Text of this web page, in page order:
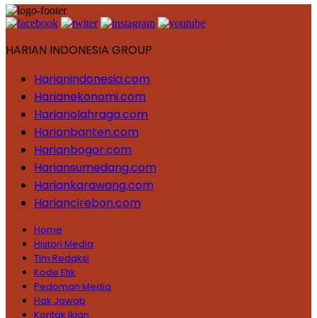
HARIAN INDONESIA GROUP
Harianindonesia.com
Harianekonomi.com
Harianolahraga.com
Harianbanten.com
Harianbogor.com
Hariansumedang.com
Hariankarawang.com
Hariancirebon.com
Home
Histori Media
Tim Redaksi
Kode Etik
Pedoman Media
Hak Jawab
Kontak Iklan